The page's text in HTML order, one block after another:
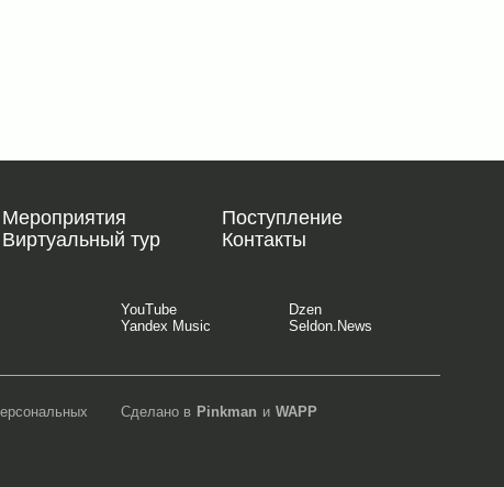
Мероприятия
Поступление
Виртуальный тур Контакты
YouTube
Dzen
Yandex Music
Seldon.News
Сделано в Pinkman и WAPP